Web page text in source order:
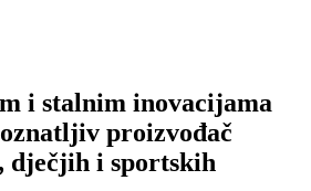
i stalnim inovacijama
proizvođač
dječjih i sportskih